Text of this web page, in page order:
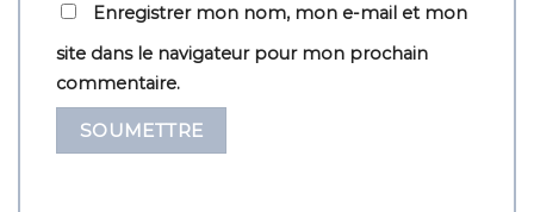
Enregistrer mon nom, mon e-mail et mon
site dans le navigateur pour mon prochain
commentaire.